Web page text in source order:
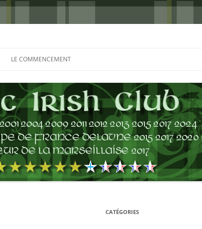
LE COMMENCEMENT
CATÉGORIES